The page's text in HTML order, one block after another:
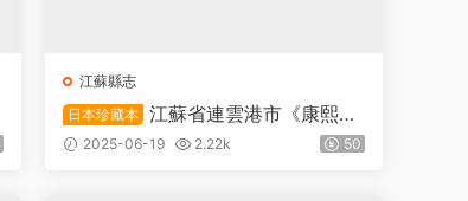
江蘇縣志
日本珍藏本 江蘇省連雲港市《康熙海
州志》十卷 清 劉兆龍主修PDF高清
2025-06-19 2.22k 50